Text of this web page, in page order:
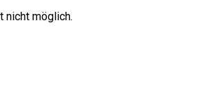
nicht möglich.